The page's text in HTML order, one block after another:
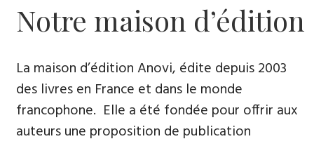
Notre maison d’édition
La maison d’édition Anovi, édite depuis 2003
des livres en France et dans le monde
francophone. Elle a été fondée pour offrir aux
auteurs une proposition de publication